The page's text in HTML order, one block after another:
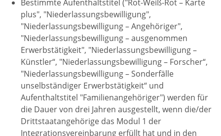
Bestimmte Aufenthaltstitel ("Rot-Weiß-Rot – Karte
plus", "Niederlassungsbewilligung",
"Niederlassungsbewilligung – Angehöriger",
"Niederlassungsbewilligung – ausgenommen
Erwerbstätigkeit", "Niederlassungsbewilligung –
Künstler“, "Niederlassungsbewilligung – Forscher“,
"Niederlassungsbewilligung – Sonderfälle
unselbständiger Erwerbstätigkeit“ und
Aufenthaltstitel "Familienangehöriger") werden für
die Dauer von drei Jahren ausgestellt, wenn die/der
Drittstaatangehörige das Modul 1 der
Integrationsvereinbarung erfüllt hat und in den